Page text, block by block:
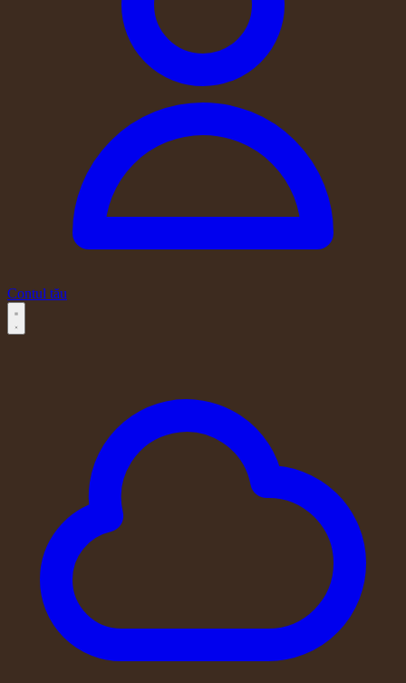
Contul tău